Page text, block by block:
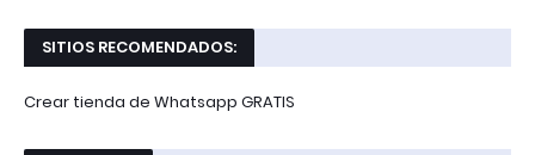
SITIOS RECOMENDADOS:
Crear tienda de Whatsapp GRATIS